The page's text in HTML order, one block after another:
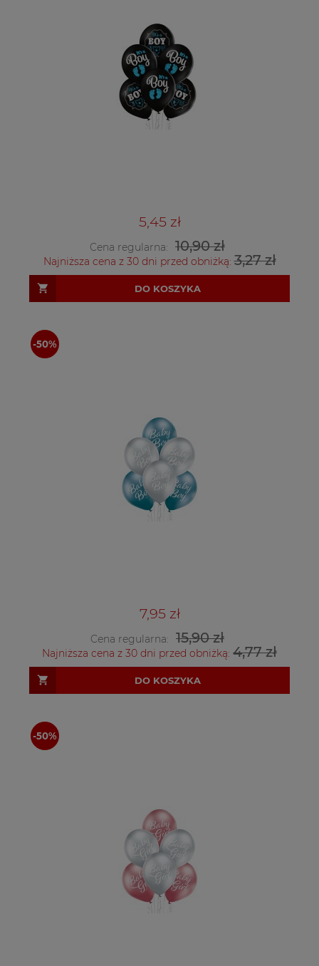
5,45 zł
Cena regularna: 10,90 zł
Najniższa cena z 30 dni przed obniżką:3,27 zł
DO KOSZYKA
7,95 zł
Cena regularna: 15,90 zł
Najniższa cena z 30 dni przed obniżką: 4,77 zł
DO KOSZYKA